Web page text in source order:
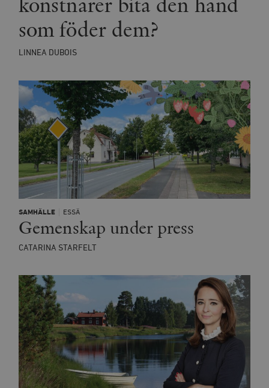
som föder dem?
LINNEA DUBOIS
SAMHÄLLE ESSÄ
Gemenskap under press
CATARINA STARFELT